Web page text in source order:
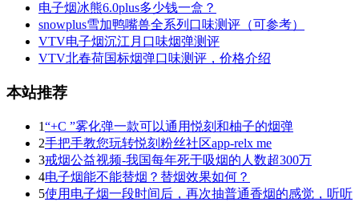
电子烟冰熊6.0plus多少钱一盒？
snowplus雪加鸭嘴兽全系列口味测评（可参考）
VTV电子烟沉江月口味烟弹测评
VTV北春荷国标烟弹口味测评，价格介绍
本站推荐
1“+C ”雾化弹一款可以通用悦刻和柚子的烟弹
2手把手教您玩转悦刻粉丝社区app-relx me
3戒烟公益视频-我国每年死于吸烟的人数超300万
4电子烟能不能替烟？替烟效果如何？
5使用电子烟一段时间后，再次抽普通香烟的感觉，听听